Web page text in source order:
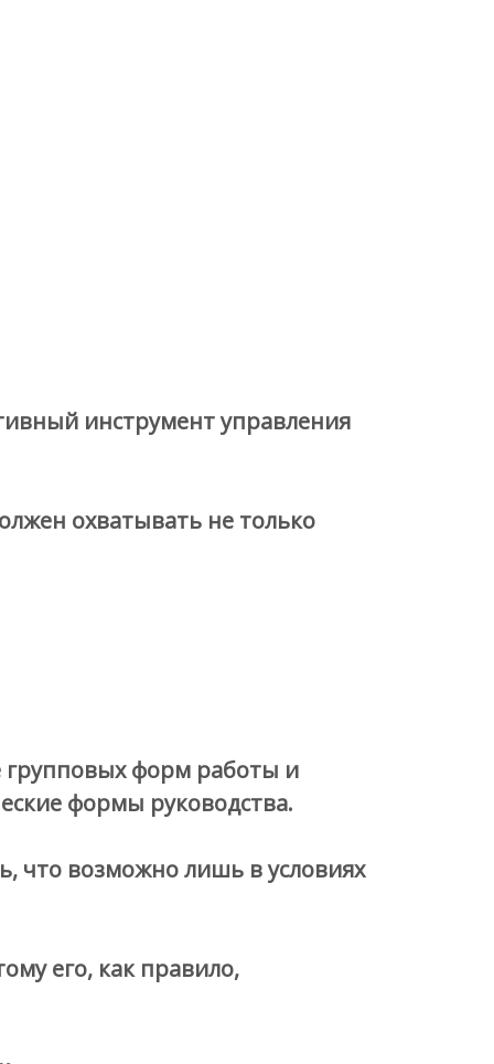
инструмент управления
охватывать не только
групповых форм работы и
формы руководства.
что возможно лишь в условиях
его, как правило,